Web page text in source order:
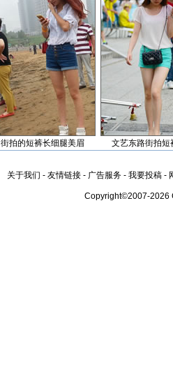
街拍的短裤长细腿美眉 文艺东路街拍短
关于我们 - 友情链接 - 广告服务 - 我要投稿 -
Copyright©2007-2026